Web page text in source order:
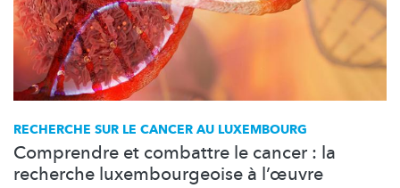
RECHERCHE SUR LE CANCER AU LUXEMBOURG
Comprendre et combattre le cancer : la
recherche luxembourgeoise à l’œuvre